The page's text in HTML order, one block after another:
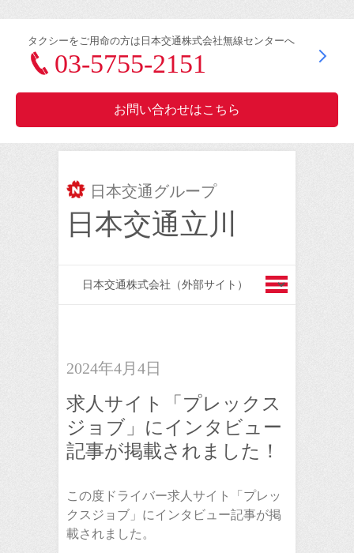
タクシーをご用命の方は日本交通株式会社無線センターへ
03-5755-2151
お問い合わせはこちら
日本交通立川
日本交通グループ
2024年4月4日
求人サイト「プレックス
ジョブ」にインタビュー
記事が掲載されました！
この度ドライバー求人サイト「プレッ
クスジョブ」にインタビュー記事が掲
載されました。